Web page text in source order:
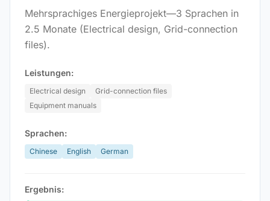
Mehrsprachiges Energieprojekt—3 Sprachen in
2.5 Monate (Electrical design, Grid-connection
files).
Leistungen:
Electrical design
Grid-connection files
Equipment manuals
Sprachen:
Chinese English German
Ergebnis: